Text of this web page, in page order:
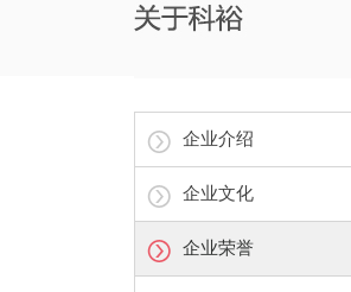
企业介绍
企业文化
企业荣誉